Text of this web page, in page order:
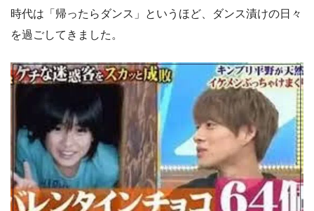
時代は「帰ったらダンス」というほど、ダンス漬けの日々
を過ごしてきました。